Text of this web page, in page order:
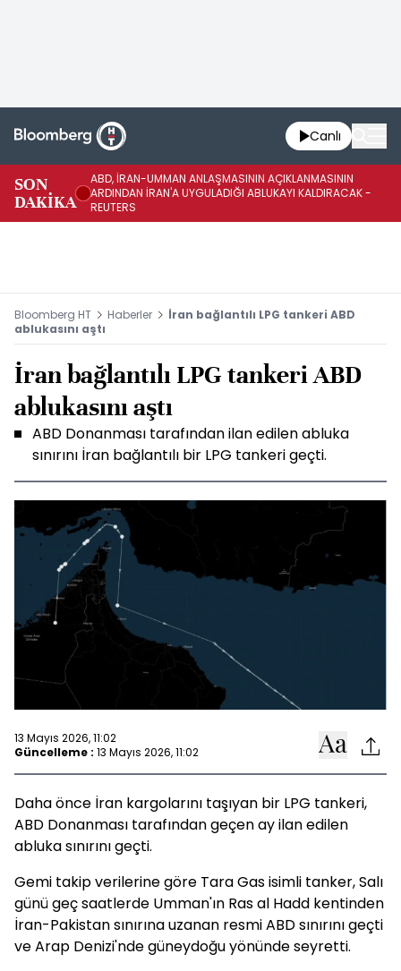
Canlı
SON
DAKİKA
ABD, İRAN-UMMAN ANLAŞMASININ AÇIKLANMASININ
ARDINDAN İRAN'A UYGULADIĞI ABLUKAYI KALDIRACAK -
REUTERS
Bloomberg HT Haberler
İran bağlantılı LPG tankeri ABD
ablukasını aştı
İran bağlantılı LPG tankeri ABD
ablukasını aştı
ABD Donanması tarafından ilan edilen abluka
sınırını İran bağlantılı bir LPG tankeri geçti.
13 Mayıs 2026, 11:02
Güncelleme : 13 Mayıs 2026, 11:02
Daha önce İran kargolarını taşıyan bir LPG tankeri,
ABD Donanması tarafından geçen ay ilan edilen
abluka sınırını geçti.
Gemi takip verilerine göre Tara Gas isimli tanker, Salı
günü geç saatlerde Umman'ın Ras al Hadd kentinden
İran-Pakistan sınırına uzanan resmi ABD sınırını geçti
ve Arap Denizi'nde güneydoğu yönünde seyretti.